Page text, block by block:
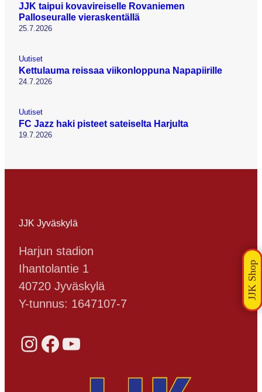
JJK taipui kovavireiselle Rovaniemen
Palloseuralle vieraskentällä
25.7.2026
Uutiset
Kettulauma reissaa viikonloppuna Napapiirille
24.7.2026
Uutiset
FC Jazz haki pisteet sateiselta Harjulta
19.7.2026
JJK Jyväskylä
Harjun stadion
Ihantolantie 1
40720 Jyväskylä
Y-tunnus: 1647107-7
Instagram Facebook YouTube